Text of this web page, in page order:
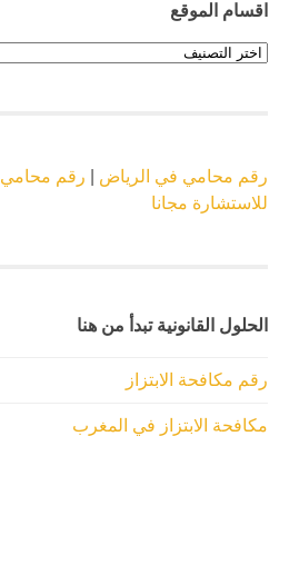
اقسام الموقع
اقسام
الموقع
رقم محامي في الرياض
رقم محامي
للاستشارة مجانا
الحلول القانونية تبدأ من هنا
رقم مكافحة الابتزاز
مكافحة الابتزاز في المغرب